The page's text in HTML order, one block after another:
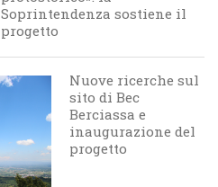
Soprintendenza sostiene il
progetto
Nuove ricerche sul
sito di Bec
Berciassa e
inaugurazione del
progetto